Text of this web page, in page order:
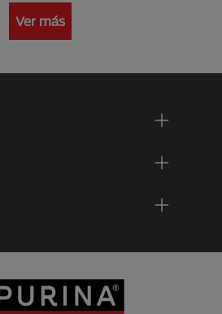
Ver más